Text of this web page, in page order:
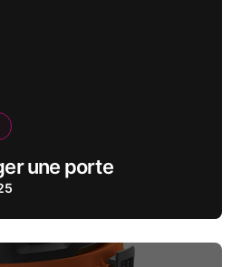
une porte